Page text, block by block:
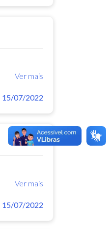
Ver mais
15/07/2022
Ver mais
15/07/2022